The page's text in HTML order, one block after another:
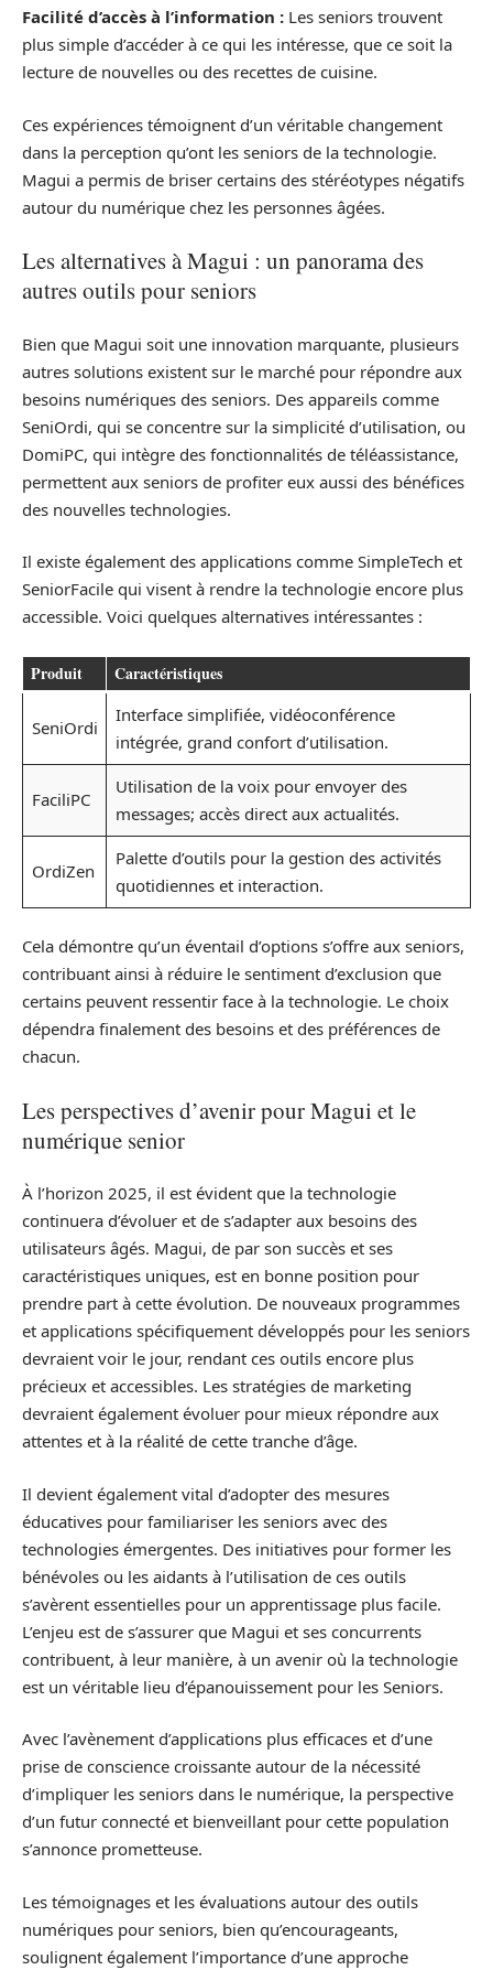
Facilité d’accès à l’information : Les seniors trouvent
plus simple d’accéder à ce qui les intéresse, que ce soit la
lecture de nouvelles ou des recettes de cuisine.
Ces expériences témoignent d’un véritable changement
dans la perception qu’ont les seniors de la technologie.
Magui a permis de briser certains des stéréotypes négatifs
autour du numérique chez les personnes âgées.
Les alternatives à Magui : un panorama des
autres outils pour seniors
Bien que Magui soit une innovation marquante, plusieurs
autres solutions existent sur le marché pour répondre aux
besoins numériques des seniors. Des appareils comme
SeniOrdi, qui se concentre sur la simplicité d’utilisation, ou
DomiPC, qui intègre des fonctionnalités de téléassistance,
permettent aux seniors de profiter eux aussi des bénéfices
des nouvelles technologies.
Il existe également des applications comme SimpleTech et
SeniorFacile qui visent à rendre la technologie encore plus
accessible. Voici quelques alternatives intéressantes :
Produit Caractéristiques
SeniOrdi
Interface simplifiée, vidéoconférence
intégrée, grand confort d’utilisation.
FaciliPC
Utilisation de la voix pour envoyer des
messages; accès direct aux actualités.
OrdiZen
Palette d’outils pour la gestion des activités
quotidiennes et interaction.
Cela démontre qu’un éventail d’options s’offre aux seniors,
contribuant ainsi à réduire le sentiment d’exclusion que
certains peuvent ressentir face à la technologie. Le choix
dépendra finalement des besoins et des préférences de
chacun.
Les perspectives d’avenir pour Magui et le
numérique senior
À l’horizon 2025, il est évident que la technologie
continuera d’évoluer et de s’adapter aux besoins des
utilisateurs âgés. Magui, de par son succès et ses
caractéristiques uniques, est en bonne position pour
prendre part à cette évolution. De nouveaux programmes
et applications spécifiquement développés pour les seniors
devraient voir le jour, rendant ces outils encore plus
précieux et accessibles. Les stratégies de marketing
devraient également évoluer pour mieux répondre aux
attentes et à la réalité de cette tranche d’âge.
Il devient également vital d’adopter des mesures
éducatives pour familiariser les seniors avec des
technologies émergentes. Des initiatives pour former les
bénévoles ou les aidants à l’utilisation de ces outils
s’avèrent essentielles pour un apprentissage plus facile.
L’enjeu est de s’assurer que Magui et ses concurrents
contribuent, à leur manière, à un avenir où la technologie
est un véritable lieu d’épanouissement pour les Seniors.
Avec l’avènement d’applications plus efficaces et d’une
prise de conscience croissante autour de la nécessité
d’impliquer les seniors dans le numérique, la perspective
d’un futur connecté et bienveillant pour cette population
s’annonce prometteuse.
Les témoignages et les évaluations autour des outils
numériques pour seniors, bien qu’encourageants,
soulignent également l’importance d’une approche